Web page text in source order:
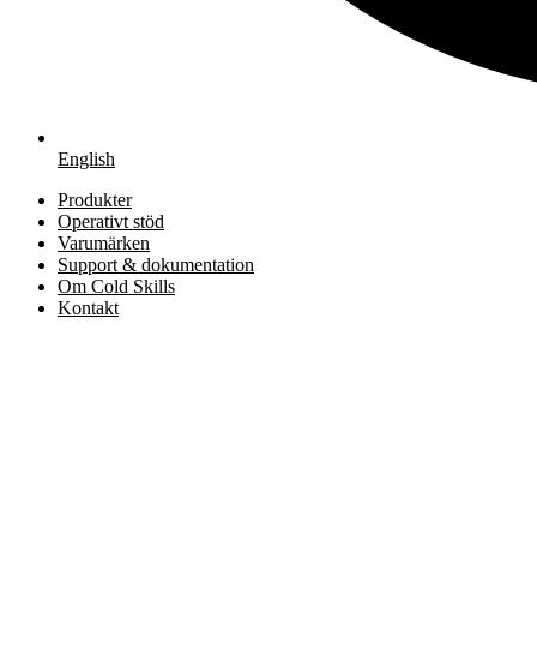
English
Produkter
Operativt stöd
Varumärken
Support & dokumentation
Om Cold Skills
Kontakt